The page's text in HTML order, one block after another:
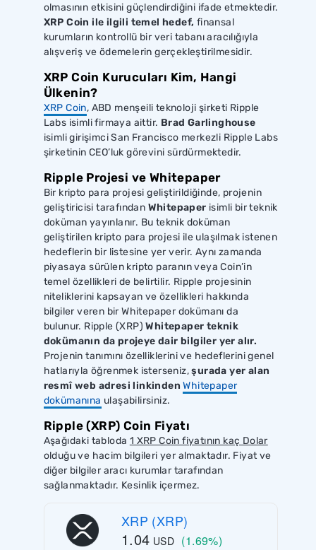
olmasının etkisini güçlendirdiğini ifade etmektedir.
XRP Coin ile ilgili temel hedef, finansal
kurumların kontrollü bir veri tabanı aracılığıyla
alışveriş ve ödemelerin gerçekleştirilmesidir.
XRP Coin Kurucuları Kim, Hangi
Ülkenin?
XRP Coin, ABD menşeili teknoloji şirketi Ripple
Labs isimli firmaya aittir. Brad Garlinghouse
isimli girişimci San Francisco merkezli Ripple Labs
şirketinin CEO’luk görevini sürdürmektedir.
Ripple Projesi ve Whitepaper
Bir kripto para projesi geliştirildiğinde, projenin
geliştiricisi tarafından Whitepaper isimli bir teknik
doküman yayınlanır. Bu teknik doküman
geliştirilen kripto para projesi ile ulaşılmak istenen
hedeflerin bir listesine yer verir. Aynı zamanda
piyasaya sürülen kripto paranın veya Coin’in
temel özellikleri de belirtilir. Ripple projesinin
niteliklerini kapsayan ve özellikleri hakkında
bilgiler veren bir Whitepaper dokümanı da
bulunur. Ripple (XRP)Whitepaper teknik
dokümanın da projeye dair bilgiler yer alır.
Projenin tanımını özelliklerini ve hedeflerini genel
hatlarıyla öğrenmek isterseniz,şurada yer alan
resmî web adresi linkinden Whitepaper
dokümanına ulaşabilirsiniz.
Ripple (XRP) Coin Fiyatı
Aşağıdaki tabloda 1 XRP Coin fiyatının kaç Dolar
olduğu ve hacim bilgileri yer almaktadır. Fiyat ve
diğer bilgiler aracı kurumlar tarafından
sağlanmaktadır. Kesinlik içermez.
XRP (XRP)
1.04 USD (1.69%)